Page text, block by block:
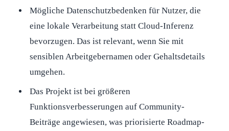
Mögliche Datenschutzbedenken für Nutzer, die
eine lokale Verarbeitung statt Cloud-Inferenz
bevorzugen. Das ist relevant, wenn Sie mit
sensiblen Arbeitgebernamen oder Gehaltsdetails
umgehen.
Das Projekt ist bei größeren
Funktionsverbesserungen auf Community-
Beiträge angewiesen, was priorisierte Roadmap-